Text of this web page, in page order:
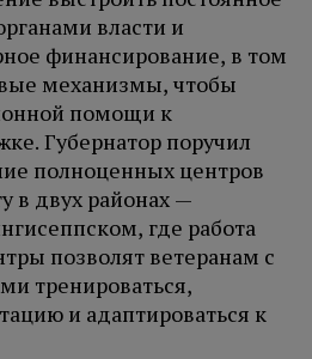
власти и
финансирование, в том
механизмы, чтобы
помощи к
Губернатор поручил
полноценных центров
в двух районах —
где работа
позволят ветеранам с
тренироваться,
и адаптироваться к